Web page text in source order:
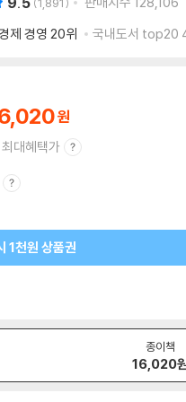
제 경영 20위 국내도서 top20
대혜택가
1천원 상품권
종이책
16,020